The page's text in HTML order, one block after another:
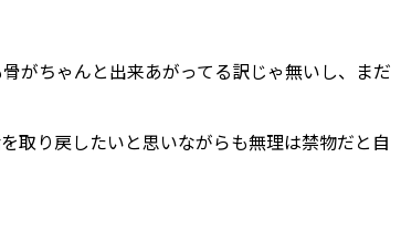
がちゃんと出来あがってる訳じゃ無いし、まだ
取り戻したいと思いながらも無理は禁物だと自